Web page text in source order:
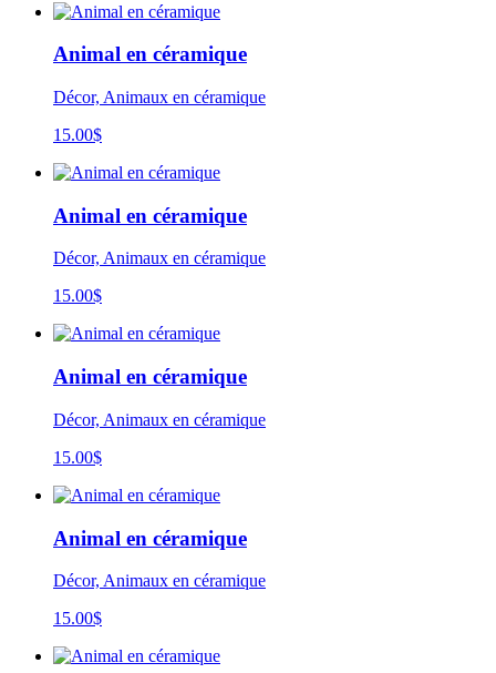
Animal en céramique
Décor, Animaux en céramique
15.00$
Animal en céramique
Décor, Animaux en céramique
15.00$
Animal en céramique
Décor, Animaux en céramique
15.00$
Animal en céramique
Décor, Animaux en céramique
15.00$